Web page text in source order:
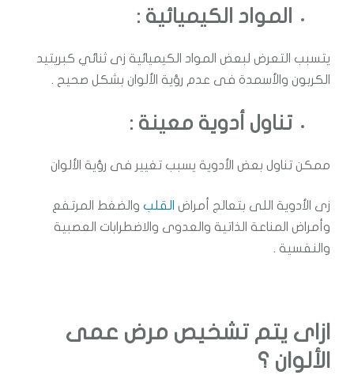
المواد الكيميائية :
يتسبب التعرض لبعض المواد الكيميائية زى ثنائي كبريتيد
الكربون والأسمدة فى عدم رؤية الألوان بشكل صحيح .
تناول أدوية معينة :
ممكن تناول بعض الأدوية يسبب تغيير فى رؤية الألوان
زى الأدوية اللى بتعالج أمراضالقلبوالضغط المرتفع
وأمراض المناعة الذاتية والعدوى والاضطرابات العصبية
والنفسية .
ازاى يتم تشخيص مرض عمى
الألوان ؟